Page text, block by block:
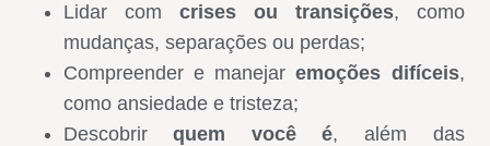
Lidar comcrises ou transições, como
mudanças, separações ou perdas;
Compreender e manejaremoções difíceis,
como ansiedade e tristeza;
Descobrirquem você é, além das